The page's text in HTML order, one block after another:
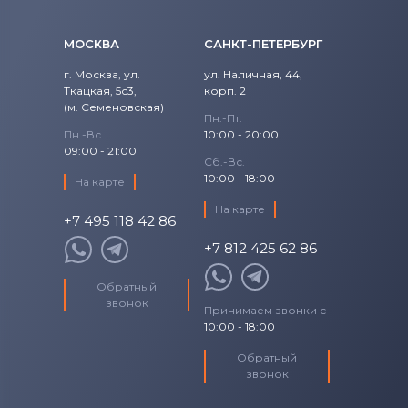
Аккумуляторы для ноутбуков
Аккумуляторы для ноутбуков
Аккумуляторы для ноутбуковAsus
Аккумуляторы для ноутбуков
Аккумуляторы для ноутбуковIrbis
1720
1721
2200
3043
МОСКВА
г. Москва, ул.
Ткацкая, 5с3,
(м. Семеновская)
Пн.-Вс.
09:00 - 21:00
На карте
+7 495 118 42 86
Обратный
звонок
САНКТ-ПЕТЕРБУРГ
ул. Наличная, 44,
корп. 2
Пн.-Пт.
10:00 - 20:00
Сб.-Вс.
10:00 - 18:00
На карте
+7 812 425 62 86
Принимаем звонки с
10:00 - 18:00
Обратный
звонок